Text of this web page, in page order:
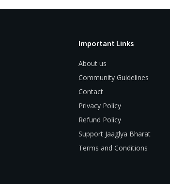
Important Links
About us
Community Guidelines
Contact
Privacy Policy
Refund Policy
Support Jaaglya Bharat
Terms and Conditions